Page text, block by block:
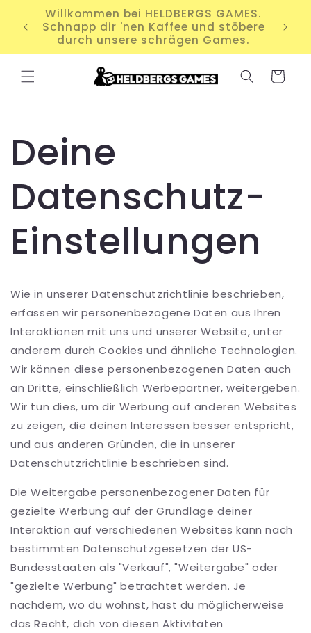
Inhalt
Für 60,00 € bestellen und Versand
sparen!
Warenkorb
Deine
Datenschutz-
Einstellungen
Wie in unserer Datenschutzrichtlinie beschrieben,
erfassen wir personenbezogene Daten aus Ihren
Interaktionen mit uns und unserer Website, unter
anderem durch Cookies und ähnliche Technologien.
Wir können diese personenbezogenen Daten auch
an Dritte, einschließlich Werbepartner, weitergeben.
Wir tun dies, um dir Werbung auf anderen Websites
zu zeigen, die deinen Interessen besser entspricht,
und aus anderen Gründen, die in unserer
Datenschutzrichtlinie beschrieben sind.
Die Weitergabe personenbezogener Daten für
gezielte Werbung auf der Grundlage deiner
Interaktion auf verschiedenen Websites kann nach
bestimmten Datenschutzgesetzen der US-
Bundesstaaten als "Verkauf", "Weitergabe" oder
"gezielte Werbung" betrachtet werden. Je
nachdem, wo du wohnst, hast du möglicherweise
das Recht, dich von diesen Aktivitäten